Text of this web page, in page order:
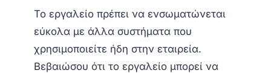
Το εργαλείο πρέπει να ενσωματώνεται
εύκολα με άλλα συστήματα που
χρησιμοποιείτε ήδη στην εταιρεία.
Βεβαιώσου ότι το εργαλείο μπορεί να